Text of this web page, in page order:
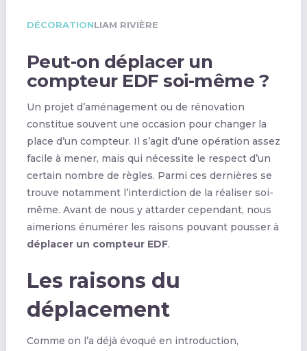
DÉCORATIONLIAM RIVIÈRE
Peut-on déplacer un
compteur EDF soi-même ?
Un projet d’aménagement ou de rénovation
constitue souvent une occasion pour changer la
place d’un compteur. Il s’agit d’une opération assez
facile à mener, mais qui nécessite le respect d’un
certain nombre de règles. Parmi ces dernières se
trouve notamment l’interdiction de la réaliser soi-
même. Avant de nous y attarder cependant, nous
aimerions énumérer les raisons pouvant pousser à
déplacer un compteur EDF.
Les raisons du
déplacement
Comme on l’a déjà évoqué en introduction,